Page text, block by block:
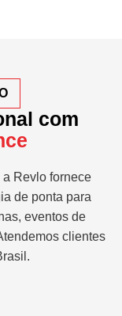
com
Revlo fornece
de ponta para
eventos de
clientes